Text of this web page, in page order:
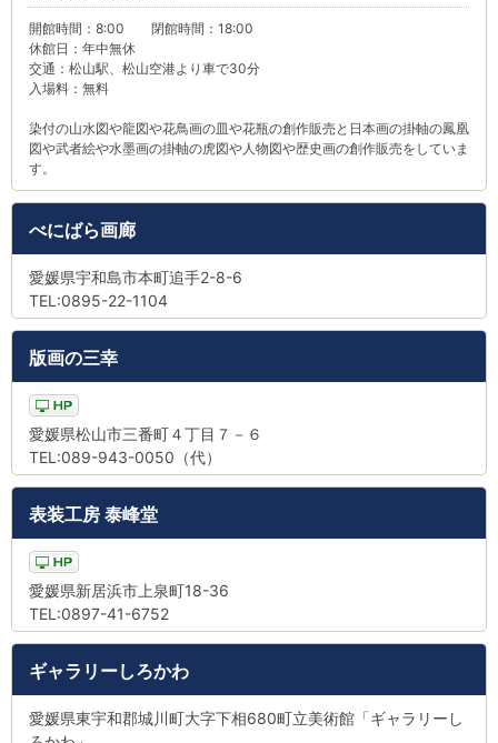
開館時間：8:00 閉館時間：18:00
休館日：年中無休
交通：松山駅、松山空港より車で30分
入場料：無料
染付の山水図や龍図や花鳥画の皿や花瓶の創作販売と日本画の掛軸の鳳凰
図や武者絵や水墨画の掛軸の虎図や人物図や歴史画の創作販売をしていま
す。
べにばら画廊
愛媛県宇和島市本町追手2-8-6
TEL:0895-22-1104
版画の三幸
愛媛県松山市三番町４丁目７－６
TEL:089-943-0050（代）
表装工房 泰峰堂
愛媛県新居浜市上泉町18-36
TEL:0897-41-6752
ギャラリーしろかわ
愛媛県東宇和郡城川町大字下相680町立美術館「ギャラリーし